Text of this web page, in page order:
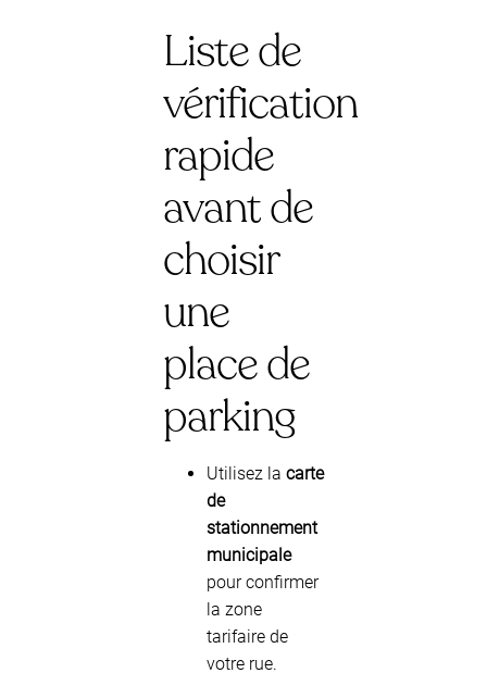
Liste de
vérification
rapide
avant de
choisir
une
place de
parking
Utilisez la carte
de
stationnement
municipale
pour confirmer
la zone
tarifaire de
votre rue.